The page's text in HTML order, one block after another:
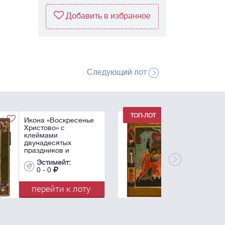
Добавить в избранное
Следующий лот
Икона
«Благовещение
Россия, Палех, конец
XIX - начало XX века.
перейти к лоту